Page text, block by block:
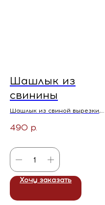
Шашлык из
свинины
Шашлык из свиной вырезки,
зеленью
«Горки»
490 р.
Хочу заказать